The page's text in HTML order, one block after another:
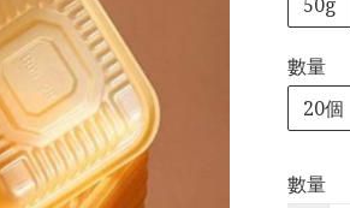
數量
20個
數量